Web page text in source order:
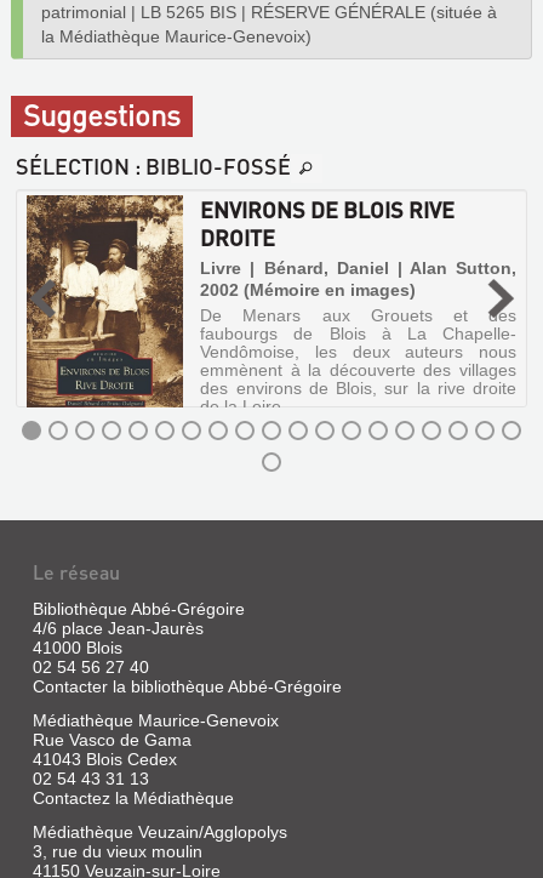
patrimonial | LB 5265 BIS | RÉSERVE GÉNÉRALE (située à
la Médiathèque Maurice-Genevoix)
Suggestions
SÉLECTION : BIBLIO-FOSSÉ
ENVIRONS DE BLOIS RIVE
DROITE
Livre | Bénard, Daniel | Alan Sutton,
2002 (Mémoire en images)
De Menars aux Grouets et des
faubourgs de Blois à La Chapelle-
Vendômoise, les deux auteurs nous
emmènent à la découverte des villages
des environs de Blois, sur la rive droite
de la Loire.
RIVE
DROITE
Livre
|
Bénard,
Daniel
Alan
Sutton,
2002
(Mémoire
images)
De
Le réseau
Bibliothèque Abbé-Grégoire
4/6 place Jean-Jaurès
41000 Blois
02 54 56 27 40
Contacter la bibliothèque Abbé-Grégoire
Médiathèque Maurice-Genevoix
Rue Vasco de Gama
41043 Blois Cedex
02 54 43 31 13
Contactez la Médiathèque
Médiathèque Veuzain/Agglopolys
3, rue du vieux moulin
41150 Veuzain-sur-Loire